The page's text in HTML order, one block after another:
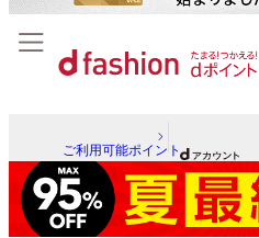
ご利用可能ポイント